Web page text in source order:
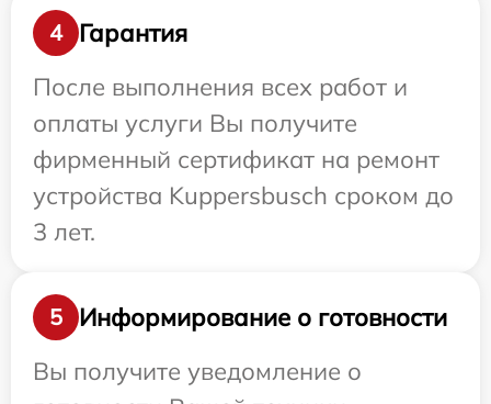
4
Гарантия
После выполнения всех работ и
оплаты услуги Вы получите
фирменный сертификат на ремонт
устройства Kuppersbusch сроком до
3 лет.
5
Информирование о готовности
Вы получите уведомление о